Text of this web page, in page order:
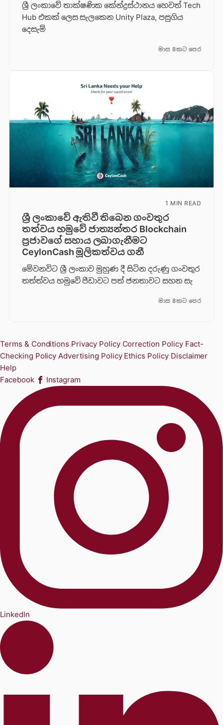
ශ්‍රී ලංකාවේ තාක්ෂණික කේන්ද්‍රස්ථානය හෙවත් Tech
Hub එකක් ලෙස සැලකෙන Unity Plaza, පසුගිය
දෙසැම්
මාස 8කට පෙර
1 MIN READ
ශ්‍රී ලංකාවේ ඇතිවී තිබෙන ගංවතුර
තත්වය හමුවේ ජාත්‍යන්තර Blockchain
ප්‍රජාවගේ සහාය ලබාගැනීමට
CeylonCash මූලිකත්වය ග​නී
මේවනවිට ශ්‍රී ලංකාව මුහුණ දී සිටින දරුණු ගංවතුර
තත්ත්වය හමුවේ පීඩාවට පත් ජනතාවට සහන සැ
මාස 8කට පෙර
Terms & Conditions Privacy Policy Correction Policy Fact-
Checking Policy Advertising Policy Ethics Policy Disclaimer
Help
Facebook
Instagram
LinkedIn